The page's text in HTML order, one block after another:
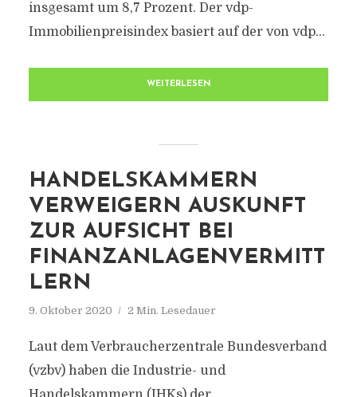
insgesamt um 8,7 Prozent. Der vdp-
Immobilienpreisindex basiert auf der von vdp...
WEITERLESEN
HANDELSKAMMERN
VERWEIGERN AUSKUNFT
ZUR AUFSICHT BEI
FINANZANLAGENVERMITT
LERN
9. Oktober 2020 2 Min. Lesedauer
Laut dem Verbraucherzentrale Bundesverband
(vzbv) haben die Industrie- und